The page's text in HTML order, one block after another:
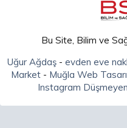
Bu Site, Bilim ve
Uğur Ağdaş- evden eve
Market - Muğla Web
Instagram